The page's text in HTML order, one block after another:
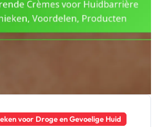
voor Droge en Gevoelige Huid